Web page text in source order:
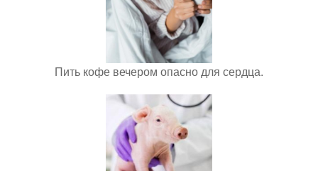
Пить кофе вечером опасно для сердца.